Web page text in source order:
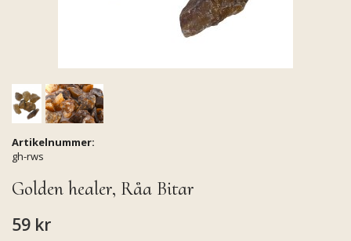
Artikelnummer:
gh-rws
Golden healer, Råa Bitar
59 kr